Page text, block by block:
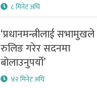
८ मिनेट अघि
‘प्रधानमन्त्रीलाई सभामुखले
रुलिङ गरेर सदनमा
बोलाउनुपर्यो’
४२ मिनेट अघि